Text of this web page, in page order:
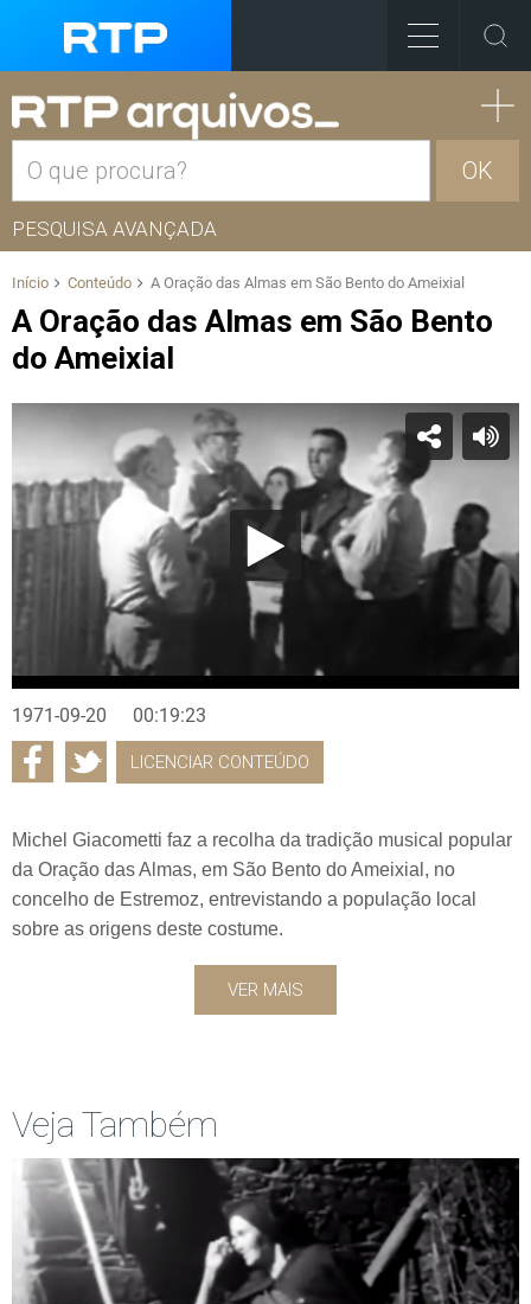
OK
PESQUISA AVANÇADA
Início Conteúdo A Oração das Almas em São Bento do Ameixial
A Oração das Almas em São Bento
do Ameixial
1971-09-20 00:19:23
LICENCIAR CONTEÚDO
Michel Giacometti faz a recolha da tradição musical popular
da Oração das Almas, em São Bento do Ameixial, no
concelho de Estremoz, entrevistando a população local
sobre as origens deste costume.
VER MAIS
Veja Também